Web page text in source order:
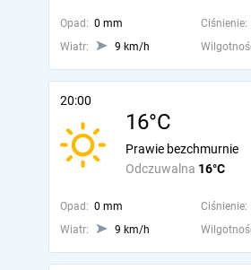
Opad: 0 mm Ciśnienie:
Wiatr:
9 km/h
20:00
16°C
Odczuwalna 16°C
Prawie bezchmurnie
Opad: 0 mm Ciśnienie:
Wiatr:
9 km/h